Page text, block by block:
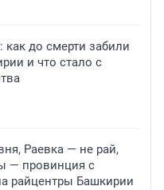
до смерти забили
и что стало с
Раевка — не рай,
— провинция с
райцентры Башкирии